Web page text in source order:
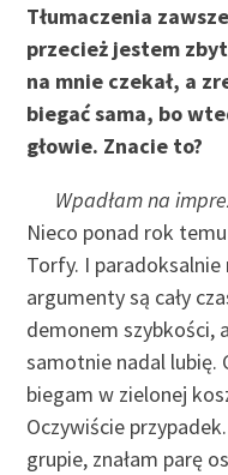
Tłumaczenia
przecież jestem
na mnie czekał, a
biegać sama, bo
głowie. Znacie to?
Wpadłam na
Nieco ponad rok
Torfy. I paradoksalnie
argumenty są cały
demonem szybkości,
samotnie nadal lubię.
biegam w zielonej
Oczywiście
grupie, znałam parę